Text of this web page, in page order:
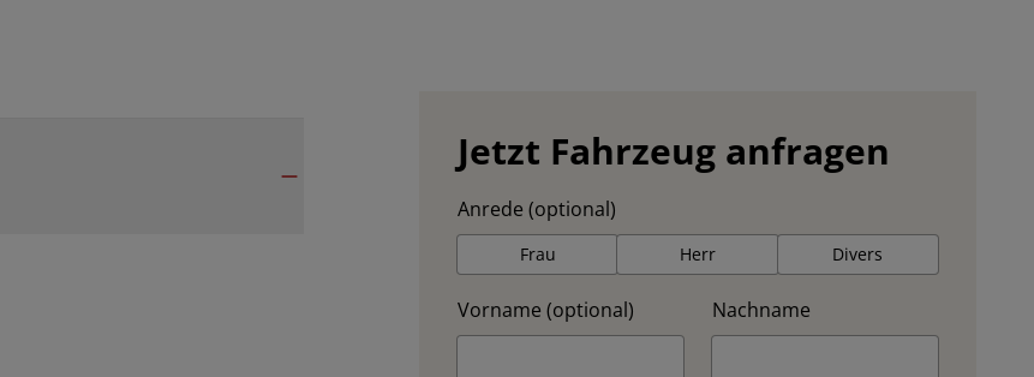
Jetzt Fahrzeug anfragen
Anrede (optional)
Frau Herr Divers
Vorname (optional) Nachname